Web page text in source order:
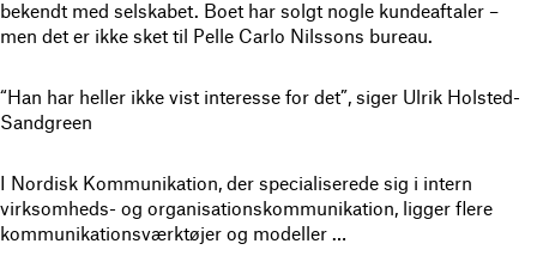
bekendt med selskabet. Boet har solgt nogle kundeaftaler –
men det er ikke sket til Pelle Carlo Nilssons bureau.
“Han har heller ikke vist interesse for det”, siger Ulrik Holsted-
Sandgreen
I Nordisk Kommunikation, der specialiserede sig i intern
virksomheds- og organisationskommunikation, ligger flere
kommunikationsværktøjer og modeller …